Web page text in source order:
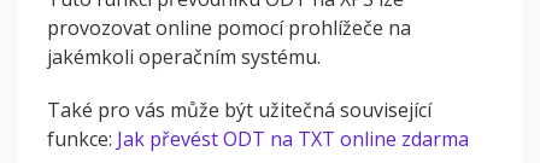
provozovat online pomocí prohlížeče na
jakémkoli operačním systému.
Také pro vás může být užitečná související
funkce: Jak převést ODT na TXT online zdarma